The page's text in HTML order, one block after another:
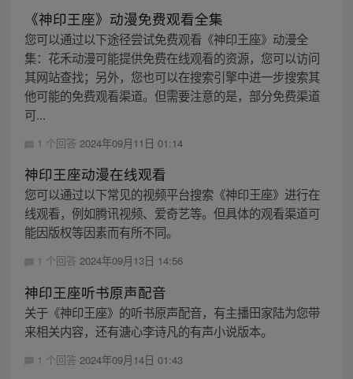
《神印王座》动漫免费观看全集
您可以通过以下途径尝试免费观看《神印王座》动漫全
集：花禾动漫可能提供免费在线观看的资源，您可以访问
其网站查找；另外，您也可以在搜索引擎中进一步搜索其
他可能的免费观看渠道。但需要注意的是，部分免费渠道
可...
1 个回答 2024年09月11日 01:14
神印王座动漫在线观看
您可以通过以下常见的视频平台搜索《神印王座》进行在
线观看，例如腾讯视频、爱奇艺等。但具体的观看渠道可
能因版权等因素而有所不同。
1 个回答 2024年09月13日 14:56
神印王座听书原声配音
关于《神印王座》的听书原声配音，有主播田家陆为您带
来相关内容，还有溏心李诗凡的有声小说版本。
1 个回答 2024年09月14日 01:43